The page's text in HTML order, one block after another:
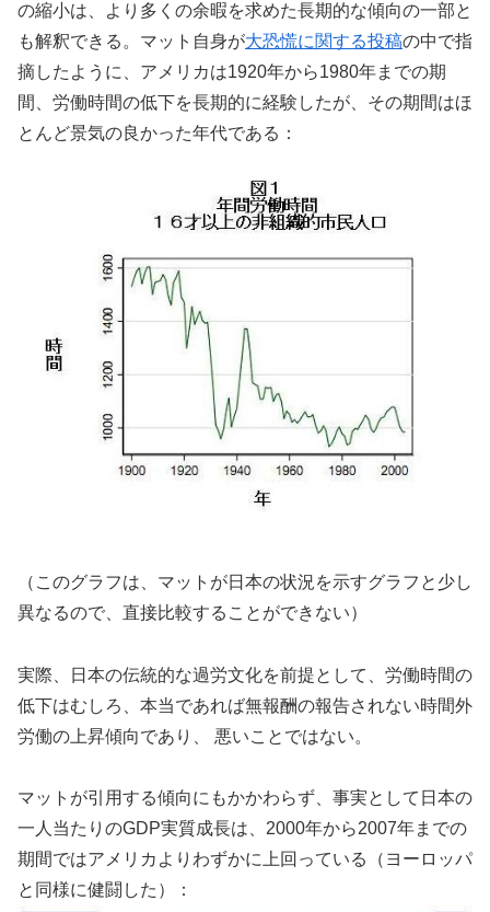
の縮小は、より多くの余暇を求めた長期的な傾向の一部と
も解釈できる。マット自身が大恐慌に関する投稿の中で指
摘したように、アメリカは1920年から1980年までの期
間、労働時間の低下を長期的に経験したが、その期間はほ
とんど景気の良かった年代である：
（このグラフは、マットが日本の状況を示すグラフと少し
異なるので、直接比較することができない）
実際、日本の伝統的な過労文化を前提として、労働時間の
低下はむしろ、本当であれば無報酬の報告されない時間外
労働の上昇傾向であり、 悪いことではない。
マットが引用する傾向にもかかわらず、事実として日本の
一人当たりのGDP実質成長は、2000年から2007年までの
期間ではアメリカよりわずかに上回っている（ヨーロッパ
と同様に健闘した）：